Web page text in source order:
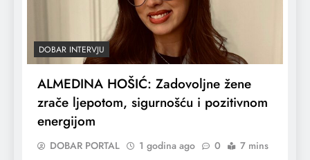
DOBAR INTERVJU
ALMEDINA HOŠIĆ: Zadovoljne žene
zrače ljepotom, sigurnošću i pozitivnom
energijom
DOBAR PORTAL 1 godina ago 0 7 mins